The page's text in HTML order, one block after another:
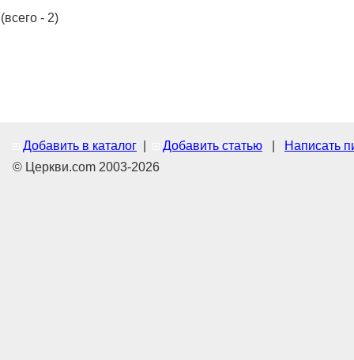
(всего - 2)
Добавить в каталог Добавить статью
Написать
© Церкви.com 2003-2026